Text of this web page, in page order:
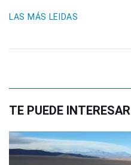
LAS MÁS LEIDAS
TE PUEDE INTERESAR